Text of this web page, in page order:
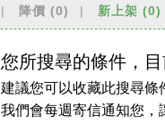
降價 (0) 新上架 (0)
您所搜尋的條件，
建議您可以收藏此搜尋條
我們會每週寄信通知您，